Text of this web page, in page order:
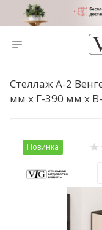
Стеллаж А-2
мм x Г-390 мм х
Новинка